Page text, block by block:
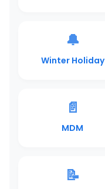
🔔
Winter Holiday
📄
MDM
📝